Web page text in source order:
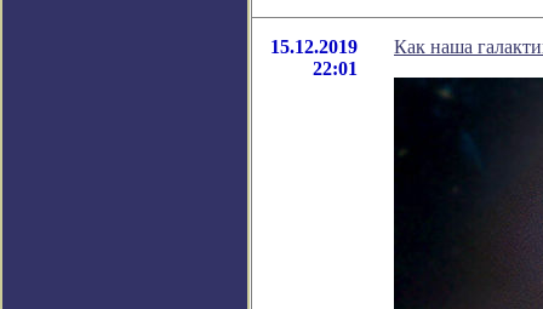
15.12.2019
22:01
Как наша